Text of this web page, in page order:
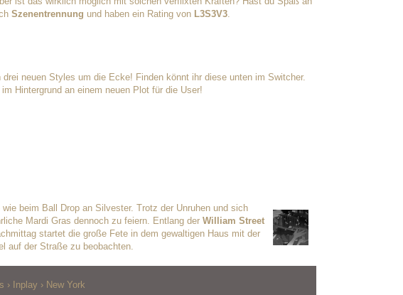
Szenentrennung und haben ein Rating von L3S3V3
neuen Styles um die Ecke! Finden könnt ihr diese unten im Switcher.
Hintergrund an einem neuen Plot für die User!
beim Ball Drop an Silvester. Trotz der Unruhen und sich
Mardi Gras dennoch zu feiern. Entlang der William Street
startet die große Fete in dem gewaltigen Haus mit der
auf der Straße zu beobachten.
› Inplay › New York